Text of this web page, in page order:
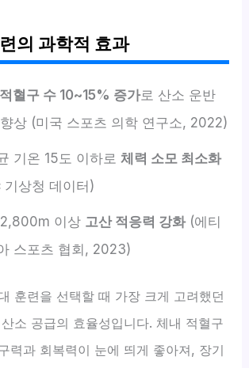
의 과학적 효과
혈구 수 10~15% 증가로 산소 운반
상 (미국 스포츠 의학 연구소, 2022)
기온 15도 이하로 체력 소모 최소화
기상청 데이터)
이상 고산 적응력 강화(에티
스포츠 협회, 2023)
훈련을 선택할 때 가장 크게 고려했던
소 공급의 효율성입니다. 체내 적혈구
력과 회복력이 눈에 띄게 좋아져, 장기